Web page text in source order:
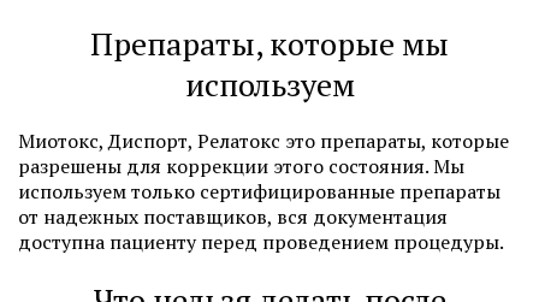
Препараты, которые мы
используем
Миотокс, Диспорт, Релатокс это препараты, которые
разрешены для коррекции этого состояния. Мы
используем только сертифицированные препараты
от надежных поставщиков, вся документация
доступна пациенту перед проведением процедуры.